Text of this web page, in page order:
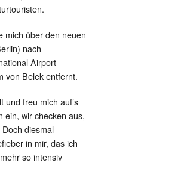
mich über den neuen
nach
Airport
von Belek entfernt.
und freu mich auf’s
ein, wir checken aus,
diesmal
in mir, das ich
so intensiv